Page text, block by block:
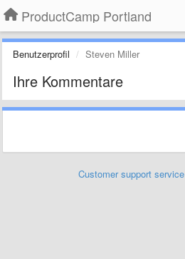
ProductCamp Portland
Benutzerprofil Steven Miller
Ihre Kommentare
Customer support service